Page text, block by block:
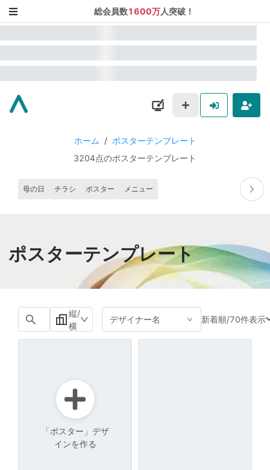
総会員数1600万人突破！
ホーム / ポスターテンプレート
3204点のポスターテンプレート
母の日 チラシ ポスター メニュー
ポスターテンプレート
縦/
横
デザイナー名 新着順/70件表示
「ポスター」デザ
インを作る